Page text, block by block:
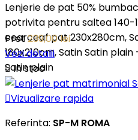
Lenjerie de pat 50%
potrivita pentru saltea 140-
cearceaf pat 230x280cm,
180x210cm, Satin Satin
Satin plain
Pret239,00 lei
Vezi detalii
In stoc
Vizualizare rapida
Referinta: SP-M ROMA